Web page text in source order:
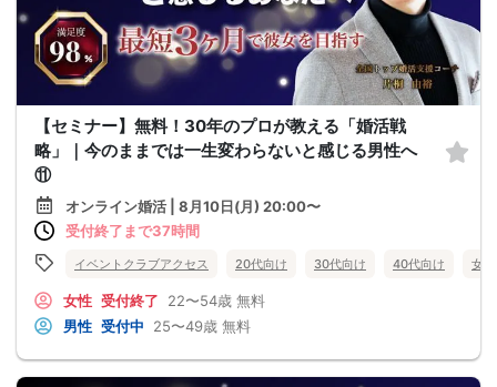
【セミナー】無料！30年のプロが教える「婚活戦
略」｜今のままでは一生変わらないと感じる男性へ
⑪
オンライン婚活 | 8月10日(月) 20:00〜
受付終了まで37時間
イベントクラブアクセス 20代向け 30代向け 40代向け 女
女性 受付終了 22〜54歳 無料
男性 受付中 25〜49歳 無料